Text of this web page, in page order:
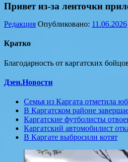
Привет из-за ленточки
Редакция Опубликовано: 11.06.2026
Кратко
Благодарность от каргатских
Дзен.Новости
Семья из Каргата отметила
В Каргатском районе
Каргатские футболисты
Каргатский автомобилист
В Каргате выбросили котят